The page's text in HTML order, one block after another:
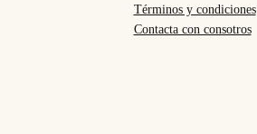
Términos y condiciones
Contacta con consotros